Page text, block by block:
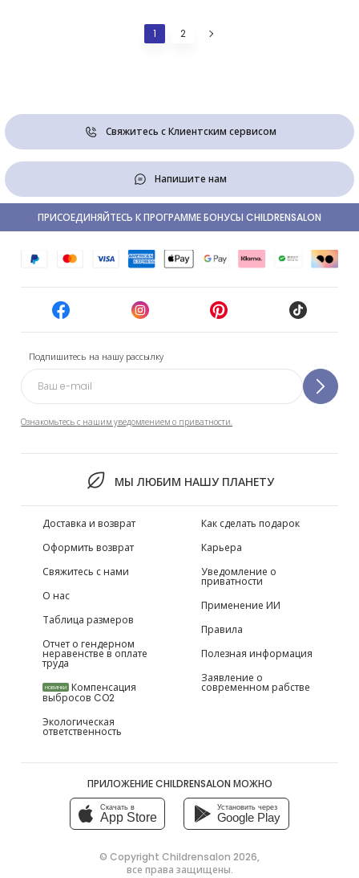
1 2
Свяжитесь с Клиентским сервисом
Напишите нам
Подпишитесь на нашу рассылку
Ознакомьтесь с нашим уведомлением о приватности.
МЫ ЛЮБИМ НАШУ ПЛАНЕТУ
ПРИСОЕДИНЯЙТЕСЬ К ПРОГРАММЕ БОНУСЫ CHILDRENSALON
Доставка и возврат
Оформить возврат
Свяжитесь с нами
О нас
Таблица размеров
Отчет о гендерном
неравенстве в оплате
труда
НОВИНКИ Компенсация
выбросов CO2
Экологическая
ответственность
Как сделать подарок
Карьера
Уведомление о
приватности
Применение ИИ
Правила
Полезная информация
Заявление о
современном рабстве
ПРИЛОЖЕНИЕ CHILDRENSALON МОЖНО
Скачать в
App Store
Установить через
Google Play
© Copyright Childrensalon 2026,
все права защищены.